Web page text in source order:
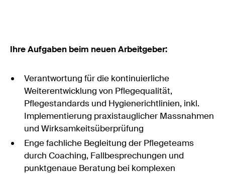
Ihre Aufgaben beim neuen Arbeitgeber:
Verantwortung für die kontinuierliche
Weiterentwicklung von Pflegequalität,
Pflegestandards und Hygienerichtlinien, inkl.
Implementierung praxistauglicher Massnahmen
und Wirksamkeitsüberprüfung
Enge fachliche Begleitung der Pflegeteams
durch Coaching, Fallbesprechungen und
punktgenaue Beratung bei komplexen